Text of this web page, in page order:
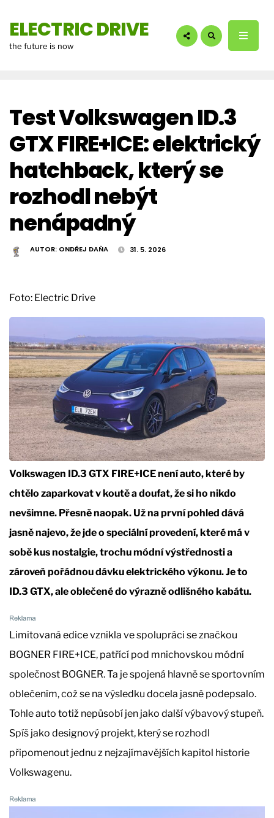
ELECTRIC DRIVE
the future is now
Test Volkswagen ID.3
GTX FIRE+ICE: elektrický
hatchback, který se
rozhodl nebýt
nenápadný
AUTOR: ONDŘEJ DAŇA 31. 5. 2026
Foto: Electric Drive
Volkswagen ID.3 GTX FIRE+ICE není auto, které by
chtělo zaparkovat v koutě a doufat, že si ho nikdo
nevšimne. Přesně naopak. Už na první pohled dává
jasně najevo, že jde o speciální provedení, které má v
sobě kus nostalgie, trochu módní výstřednosti a
zároveň pořádnou dávku elektrického výkonu. Je to
ID.3 GTX, ale oblečené do výrazně odlišného kabátu.
Limitovaná edice vznikla ve spolupráci se značkou
BOGNER FIRE+ICE, patřící pod mnichovskou módní
společnost BOGNER. Ta je spojená hlavně se sportovním
oblečením, což se na výsledku docela jasně podepsalo.
Tohle auto totiž nepůsobí jen jako další výbavový stupeň.
Spíš jako designový projekt, který se rozhodl
připomenout jednu z nejzajímavějších kapitol historie
Volkswagenu.